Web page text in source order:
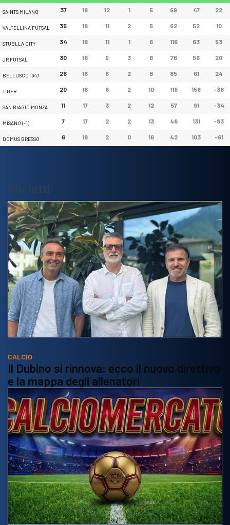
SAINTS MILANO 37 18 12 1 5 69 47 22
VALTELLINA FUTSAL 35 18 11 2 5 62 52 10
STUBLLA CITY 34 18 11 1 6 116 63 53
JR FUTSAL 30 18 9 3 6 76 56 20
BELLUSCO 1947 26 18 8 2 8 85 61 24
TIGER 20 18 6 2 10 118 156 -38
SAN BIAGIO MONZA 11 17 3 2 12 57 91 -34
MISANO (-1) 7 17 2 2 13 48 131 -83
DOMUS BRESSO 6 18 2 0 16 42 103 -61
Più letti
CALCIO
Il Dubino si rinnova: ecco il nuovo direttivo
e la mappa degli allenatori